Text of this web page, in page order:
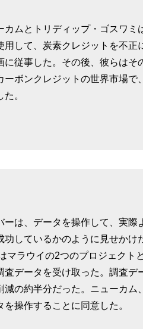
カムとトリディップ・ゴスワミ
用して、炭素クレジットを不正
に従事した。その後、彼らはそ
ーボンクレジットの世界市場で
。
ーは、データを操作して、実際
功しているかのように見せかけ
マラウイの2つのプロジェクト
査データを受け取った。調査デ
減の約半分だった。ニューカム
を操作することに同意した。